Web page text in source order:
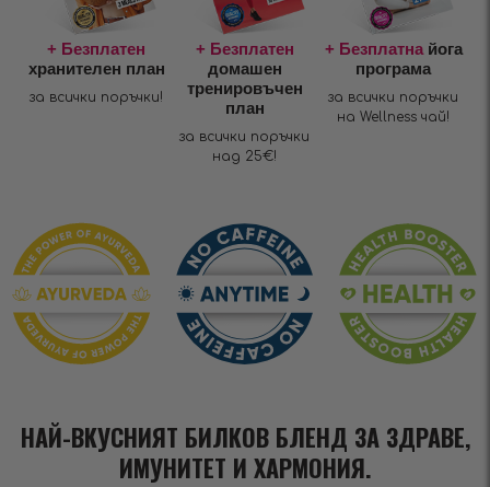
+ Безплатен
хранителен план
за всички поръчки!
+ Безплатен
домашен
тренировъчен
план
за всички поръчки
над 25€!
+ Безплатнайога
програма
за всички поръчки
на Wellness чай!
НАЙ-ВКУСНИЯТ БИЛКОВ БЛЕНД ЗА ЗДРАВЕ,
ИМУНИТЕТ И ХАРМОНИЯ.